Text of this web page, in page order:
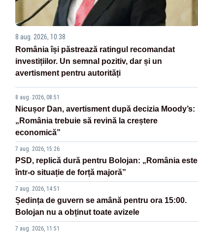
8 aug. 2026, 10:38
România își păstrează ratingul recomandat
investițiilor. Un semnal pozitiv, dar și un
avertisment pentru autorități
8 aug. 2026, 08:51
Nicușor Dan, avertisment după decizia Moody’s:
„România trebuie să revină la creștere
economică”
7 aug. 2026, 15:26
PSD, replică dură pentru Bolojan: „România este
într-o situație de forță majoră”
7 aug. 2026, 14:51
Ședința de guvern se amână pentru ora 15:00.
Bolojan nu a obținut toate avizele
7 aug. 2026, 11:51